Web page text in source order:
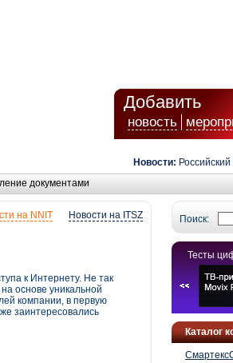
Добавить
новость
Новости: Российский
документами
Поиск:
Тесты
Каталог
Новости на ITSZ
на NNIT
к Интернету. Не так
основе уникальной
компании, в первую
заинтересовались